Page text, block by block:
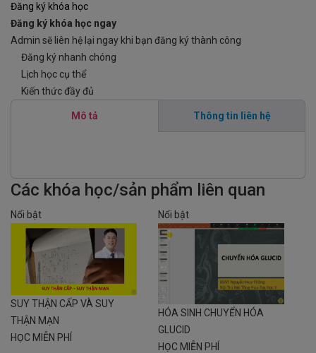
Đăng ký khóa học
Đăng ký khóa học ngay
Admin sẽ liên hệ lại ngay khi bạn đăng ký thành công
Đăng ký nhanh chóng
Lịch học cụ thể
Kiến thức đầy đủ
Mô tả Thông tin liên hệ
Các khóa học/sản phẩm liên quan
Nổi bật
SUY THẬN CẤP VÀ SUY
THẬN MẠN
HỌC MIỄN PHÍ
Nổi bật
HÓA SINH CHUYỂN HÓA
GLUCID
HỌC MIỄN PHÍ